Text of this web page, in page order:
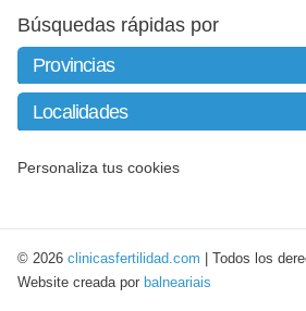
Búsquedas rápidas por
Personaliza tus cookies
© 2026 clinicasfertilidad.com | Todos los
Website creada por balneariais